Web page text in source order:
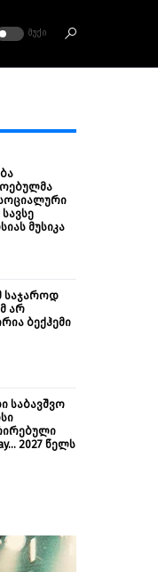
ᲛᲣᲥᲘ
მუსიკა
საჯაროდ
არ
ბექჰემი
საბავშვო
2027 წელს